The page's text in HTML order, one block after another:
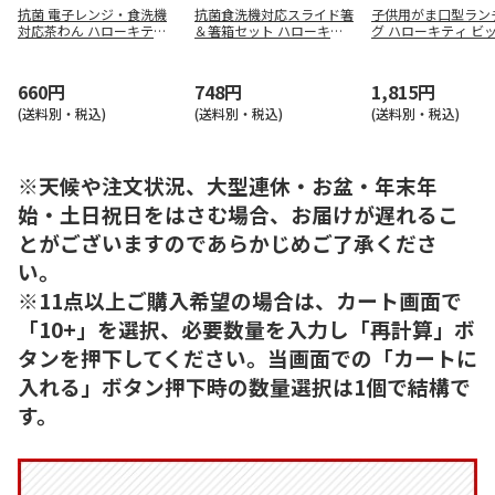
抗菌 電子レンジ・食洗機
対応茶わん ハローキティ X
660円
(送料別・税込)
抗菌食洗機対応スライド箸
＆箸箱セット ハローキテ
748円
(送料別・税込)
子供用がま口型ラン
グ ハローキティ ビ
1,815円
(送料別・税込)
※天候や注文状況、大型連休・お盆・年末年
始・土日祝日をはさむ場合、お届けが遅れるこ
とがございますのであらかじめご了承くださ
い。
※11点以上ご購入希望の場合は、カート画面で
「10+」を選択、必要数量を入力し「再計算」ボ
タンを押下してください。当画面での「カートに
入れる」ボタン押下時の数量選択は1個で結構で
す。